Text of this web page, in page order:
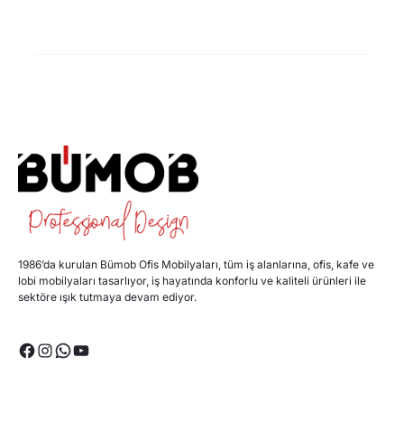
1986’da kurulan Bümob Ofis Mobilyaları, tüm iş alanlarına, ofis, kafe ve
lobi mobilyaları tasarlıyor, iş hayatında konforlu ve kaliteli ürünleri ile
sektöre ışık tutmaya devam ediyor.